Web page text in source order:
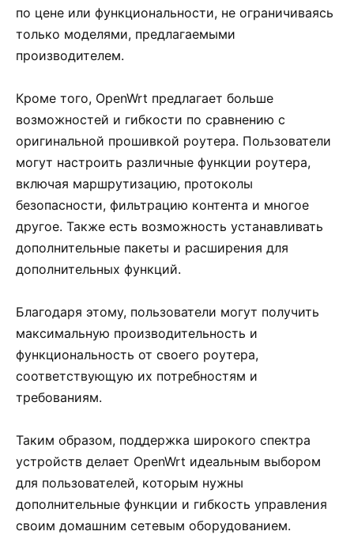
по цене или функциональности, не ограничиваясь
только моделями, предлагаемыми
производителем.
Кроме того, OpenWrt предлагает больше
возможностей и гибкости по сравнению с
оригинальной прошивкой роутера. Пользователи
могут настроить различные функции роутера,
включая маршрутизацию, протоколы
безопасности, фильтрацию контента и многое
другое. Также есть возможность устанавливать
дополнительные пакеты и расширения для
дополнительных функций.
Благодаря этому, пользователи могут получить
максимальную производительность и
функциональность от своего роутера,
соответствующую их потребностям и
требованиям.
Таким образом, поддержка широкого спектра
устройств делает OpenWrt идеальным выбором
для пользователей, которым нужны
дополнительные функции и гибкость управления
своим домашним сетевым оборудованием.